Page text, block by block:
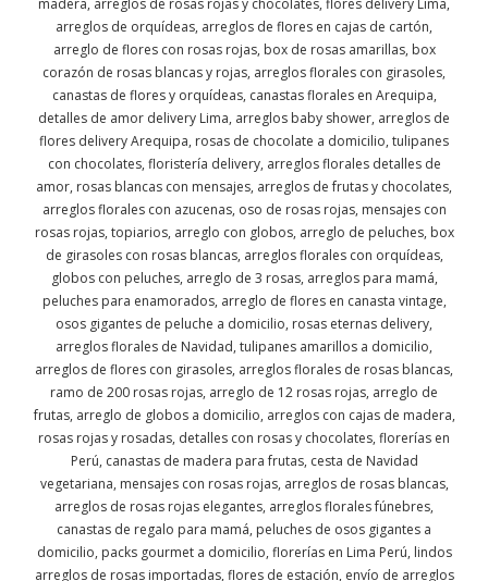
arreglos de orquídeas, arreglos de flores en cajas de cartón,
arreglo de flores con rosas rojas, box de rosas amarillas, box
corazón de rosas blancas y rojas, arreglos florales con girasoles,
canastas de flores y orquídeas, canastas florales en Arequipa,
detalles de amor delivery Lima, arreglos baby shower, arreglos de
flores delivery Arequipa, rosas de chocolate a domicilio, tulipanes
con chocolates, floristería delivery, arreglos florales detalles de
amor, rosas blancas con mensajes, arreglos de frutas y chocolates,
arreglos florales con azucenas, oso de rosas rojas, mensajes con
rosas rojas, topiarios, arreglo con globos, arreglo de peluches, box
de girasoles con rosas blancas, arreglos florales con orquídeas,
globos con peluches, arreglo de 3 rosas, arreglos para mamá,
peluches para enamorados, arreglo de flores en canasta vintage,
osos gigantes de peluche a domicilio, rosas eternas delivery,
arreglos florales de Navidad, tulipanes amarillos a domicilio,
arreglos de flores con girasoles, arreglos florales de rosas blancas,
ramo de 200 rosas rojas, arreglo de 12 rosas rojas, arreglo de
frutas, arreglo de globos a domicilio, arreglos con cajas de madera,
rosas rojas y rosadas, detalles con rosas y chocolates, florerías en
Perú, canastas de madera para frutas, cesta de Navidad
vegetariana, mensajes con rosas rojas, arreglos de rosas blancas,
arreglos de rosas rojas elegantes, arreglos florales fúnebres,
canastas de regalo para mamá, peluches de osos gigantes a
domicilio, packs gourmet a domicilio, florerías en Lima Perú, lindos
arreglos de rosas importadas, flores de estación, envío de arreglos